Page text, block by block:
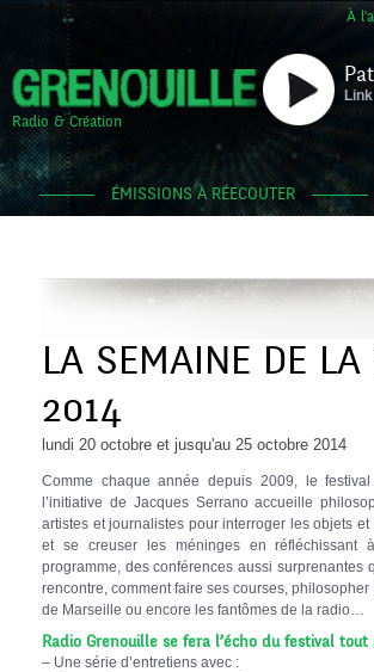
À
Radio & Création
Link
ÉMISSIONS À RÉECOUTER
LA SEMAINE DE
2014
lundi 20 octobre et jusqu'au 25 octobre 2014
Comme chaque année depuis 2009, le
l’initiative de Jacques Serrano accueille
artistes et journalistes pour interroger les objets
et se creuser les méninges en
programme, des conférences aussi surprenantes
rencontre, comment faire ses courses,
de Marseille ou encore les fantômes de la radio…
Radio Grenouille se fera l’écho du festival
– Une série d’entretiens avec :